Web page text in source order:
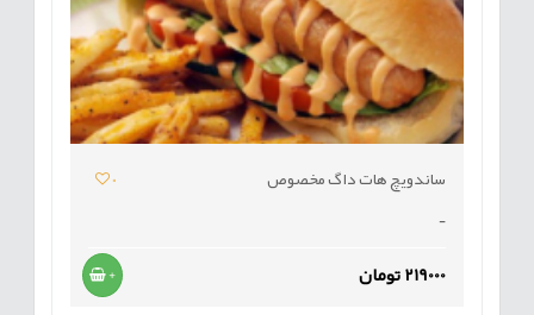
ساندویچ هات داگ مخصوص
0
-
219000 تومان +